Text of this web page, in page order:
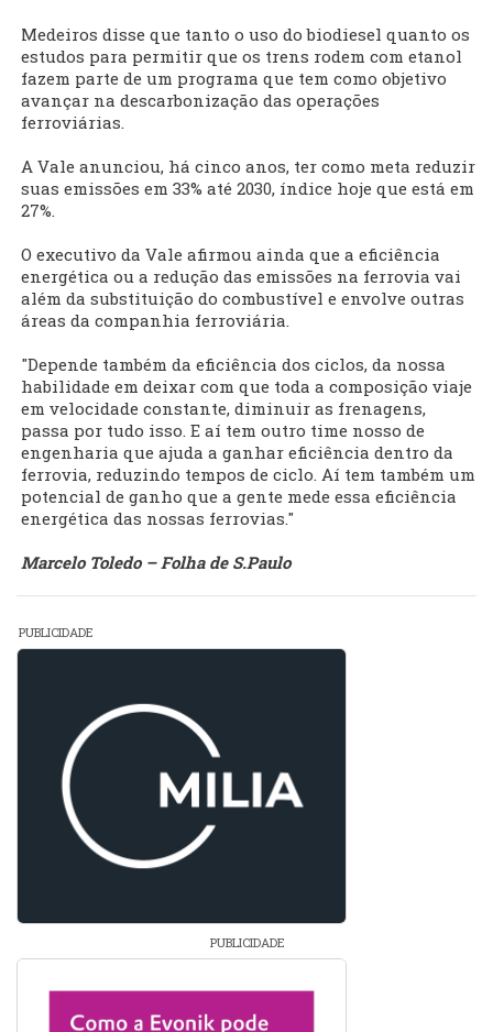
Medeiros disse que tanto o uso do biodiesel quanto os
estudos para permitir que os trens rodem com etanol
fazem parte de um programa que tem como objetivo
avançar na descarbonização das operações
ferroviárias.
A Vale anunciou, há cinco anos, ter como meta reduzir
suas emissões em 33% até 2030, índice hoje que está em
27%.
O executivo da Vale afirmou ainda que a eficiência
energética ou a redução das emissões na ferrovia vai
além da substituição do combustível e envolve outras
áreas da companhia ferroviária.
"Depende também da eficiência dos ciclos, da nossa
habilidade em deixar com que toda a composição viaje
em velocidade constante, diminuir as frenagens,
passa por tudo isso. E aí tem outro time nosso de
engenharia que ajuda a ganhar eficiência dentro da
ferrovia, reduzindo tempos de ciclo. Aí tem também um
potencial de ganho que a gente mede essa eficiência
energética das nossas ferrovias."
Marcelo Toledo – Folha de S.Paulo
PUBLICIDADE
PUBLICIDADE